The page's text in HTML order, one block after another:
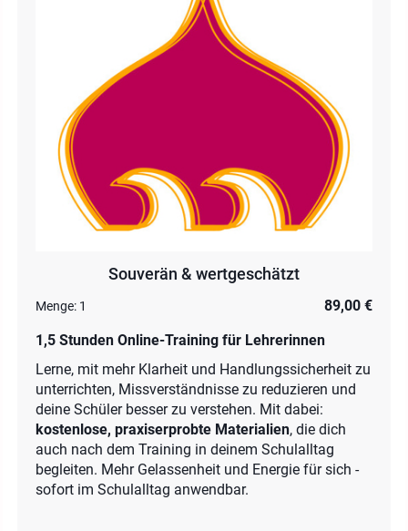
Souverän & wertgeschätzt
Menge: 1
89,00 €
1,5 Stunden Online-Training für Lehrerinnen
Lerne, mit mehr Klarheit und Handlungssicherheit zu
unterrichten, Missverständnisse zu reduzieren und
deine Schüler besser zu verstehen. Mit dabei:
kostenlose, praxiserprobte Materialien, die dich
auch nach dem Training in deinem Schulalltag
begleiten. Mehr Gelassenheit und Energie für sich -
sofort im Schulalltag anwendbar.